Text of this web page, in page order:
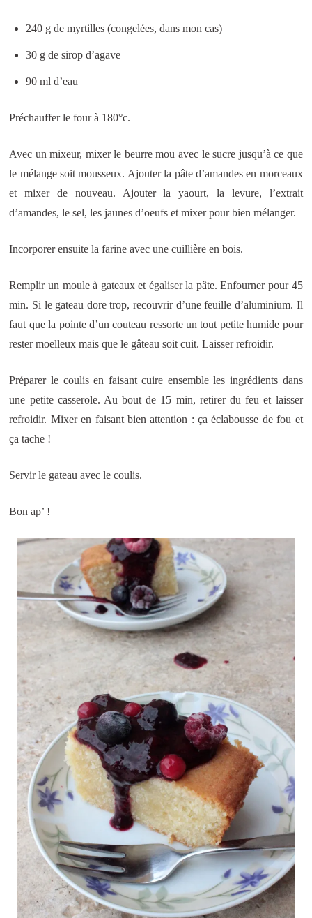
240 g de myrtilles (congelées, dans mon cas)
30 g de sirop d’agave
90 ml d’eau
Préchauffer le four à 180°c.
Avec un mixeur, mixer le beurre mou avec le sucre jusqu’à ce que
le mélange soit mousseux. Ajouter la pâte d’amandes en morceaux
et mixer de nouveau. Ajouter la yaourt, la levure, l’extrait
d’amandes, le sel, les jaunes d’oeufs et mixer pour bien mélanger.
Incorporer ensuite la farine avec une cuillière en bois.
Remplir un moule à gateaux et égaliser la pâte. Enfourner pour 45
min. Si le gateau dore trop, recouvrir d’une feuille d’aluminium. Il
faut que la pointe d’un couteau ressorte un tout petite humide pour
rester moelleux mais que le gâteau soit cuit. Laisser refroidir.
Préparer le coulis en faisant cuire ensemble les ingrédients dans
une petite casserole. Au bout de 15 min, retirer du feu et laisser
refroidir. Mixer en faisant bien attention : ça éclabousse de fou et
ça tache !
Servir le gateau avec le coulis.
Bon ap’ !